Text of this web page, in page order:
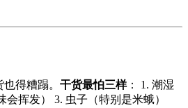
得糟蹋。 干货最怕三样： 1. 潮湿
会挥发） 3. 虫子（特别是米蛾）